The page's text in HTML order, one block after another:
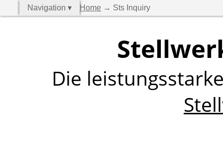
Navigation ▾ Home → Sts Inquiry
Die